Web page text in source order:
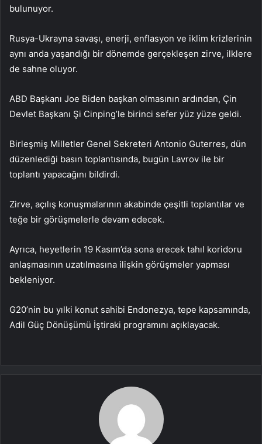
bulunuyor.
Rusya-Ukrayna savaşı, enerji, enflasyon ve iklim krizlerinin
aynı anda yaşandığı bir dönemde gerçekleşen zirve, ilklere
de sahne oluyor.
ABD Başkanı Joe Biden başkan olmasının ardından, Çin
Devlet Başkanı Şi Cinping’le birinci sefer yüz yüze geldi.
Birleşmiş Milletler Genel Sekreteri Antonio Guterres, dün
düzenlediği basın toplantısında, bugün Lavrov ile bir
toplantı yapacağını bildirdi.
Zirve, açılış konuşmalarının akabinde çeşitli toplantılar ve
teğe bir görüşmelerle devam edecek.
Ayrıca, heyetlerin 19 Kasım’da sona erecek tahıl koridoru
anlaşmasının uzatılmasına ilişkin görüşmeler yapması
bekleniyor.
G20’nin bu yılki konut sahibi Endonezya, tepe kapsamında,
Adil Güç Dönüşümü İştiraki programını açıklayacak.